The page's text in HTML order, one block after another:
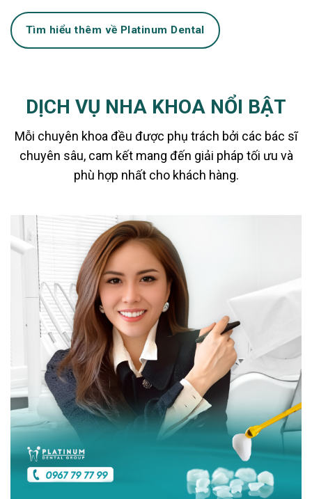
Tìm hiểu thêm về Platinum Dental
DỊCH VỤ NHA KHOA NỔI BẬT
Mỗi chuyên khoa đều được phụ trách bởi các bác sĩ
chuyên sâu, cam kết mang đến giải pháp tối ưu và
phù hợp nhất cho khách hàng.